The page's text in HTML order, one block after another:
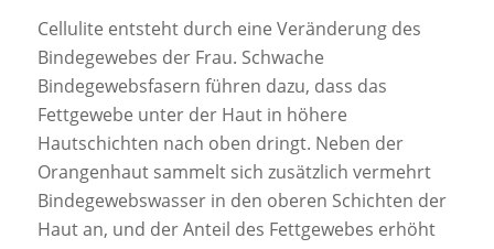
Cellulite entsteht durch eine Veränderung des
Bindegewebes der Frau. Schwache
Bindegewebsfasern führen dazu, dass das
Fettgewebe unter der Haut in höhere
Hautschichten nach oben dringt. Neben der
Orangenhaut sammelt sich zusätzlich vermehrt
Bindegewebswasser in den oberen Schichten der
Haut an, und der Anteil des Fettgewebes erhöht